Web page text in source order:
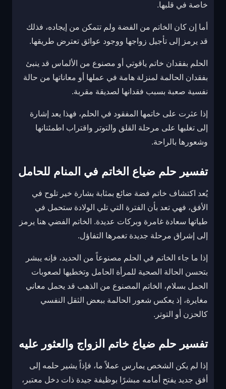
خاصة في قلبها.
أما إن كان الخاتم من الفضة ولم تتمكن من إيجاده، فذلك
قد يرمز إلى تأجيل زواجها ووجود عوائق تعترض طريقها.
الحلم بفقدان خاتم ياقوتي أو مصنوع من الألماس قد ينبئ
بفقدان الحالمة لمنزلة هامة في عملها أو معاناتها من حالة
نفسية صعبة بسبب فقدانها لصديقة مقربة.
إذا عثرت على خاتمها المفقود في الحلم، فهذا يعد إشارة
إلى تغلبها على مرحلة القلق والتوتر واقتراب اطمئنانها
وشعورها بالراحة.
تفسير حلم ضياع الخاتم في المنام للحامل
يُعد اكتشاف خاتم فضة ضائع بمثابة بشارة خير تلوح في
الأفق، فهي تعد بأن الفترة التي تلي الولادة ستحمل في
طياتها سعادة غامرة وبركات عديدة. الخاتم الفضي هنا يرمز
إلى إشراق مرحلة جديدة تغمرها التفاؤل.
إذا ما جاء الخاتم في الحلم مصنوعاً من الحديد، فإنه يبشر
بتحسن الحالة الصحية للمرأة الحامل وتخطيها لصعوبات
الحمل بسلام، الخاتم المصنوع من الذهب قد يحمل معاني
مغايرة، إذ يعكس شعور الحالمة ببعض الثقل النفسي
كالحزن أو التوتر.
تفسير حلم ضياع خاتم الزواج والعثور عليه
إذا لم يكن الشخص يمارس عملاً ما، فإذاً يشير حلمه إلى
أفق جديد يفتح أمامه مبشرًا بوظيفة جيدة ذات دخل معتبر،